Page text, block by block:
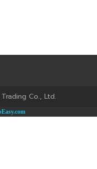
Co., Ltd.